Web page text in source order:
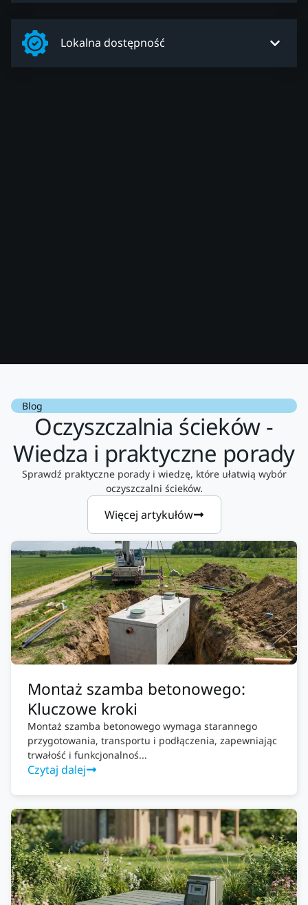
Lokalna dostępność
Blog
Oczyszczalnia ścieków -
Wiedza i praktyczne porady
Sprawdź praktyczne porady i wiedzę, które ułatwią wybór
oczyszczalni ścieków.
Więcej artykułów
Montaż szamba betonowego:
Kluczowe kroki
Montaż szamba betonowego wymaga starannego
przygotowania, transportu i podłączenia, zapewniając
trwałość i funkcjonalnoś...
Czytaj dalej